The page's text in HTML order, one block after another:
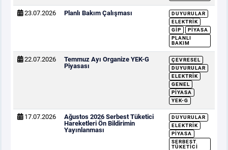
23.07.2026 Planlı Bakım Çalışması
DUYURULAR
ELEKTRIK
GİP
PIYASA
PLANLI
BAKIM
22.07.2026
Temmuz Ayı Organize YEK-G
Piyasası
ÇEVRESEL
DUYURULAR
ELEKTRIK
GENEL
PIYASA
YEK-G
17.07.2026
Ağustos 2026 Serbest Tüketici
Hareketleri Ön Bildirimin
Yayınlanması
DUYURULAR
ELEKTRIK
PIYASA
SERBEST
TÜKETICI